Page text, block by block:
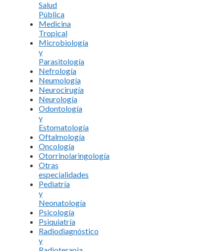
Salud
Pública
Medicina
Tropical
Microbiología
y
Parasitología
Nefrología
Neumología
Neurocirugía
Neurología
Odontología
y
Estomatología
Oftalmología
Oncología
Otorrinolaringología
Otras
especialidades
Pediatría
y
Neonatología
Psicología
Psiquiatría
Radiodiagnóstico
y